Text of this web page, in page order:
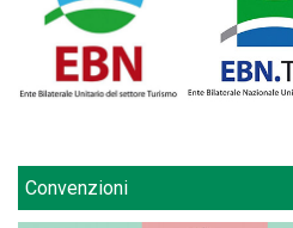
Convenzioni